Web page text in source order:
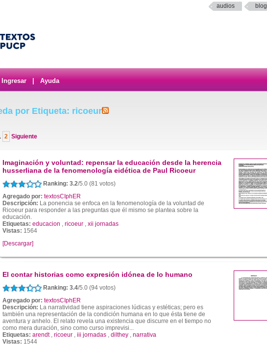
audios blog
Ingresar Ayuda
por Etiqueta: ricoeur
2 Siguiente
Imaginación y voluntad: repensar la educación desde la herencia
husserliana de la fenomenología eidética de Paul Ricoeur
Ranking: 3.2/5.0 (81 votos)
Agregado por: textosCIphER
Descripción: La ponencia se enfoca en la fenomenología de la voluntad de
Ricoeur para responder a las preguntas que él mismo se plantea sobre la
educación.
Etiquetas: educacion , ricoeur , xii jornadas
Vistas: 1564
[Descargar]
El contar historias como expresión idónea de lo humano
Ranking: 3.4/5.0 (94 votos)
Agregado por: textosCIphER
Descripción: La narratividad tiene aspiraciones lúdicas y estéticas; pero es
también una representación de la condición humana en lo que ésta tiene de
aventura y anhelo. El relato revela una existencia que discurre en el tiempo no
como mera duración, sino como curso imprevisi...
Etiquetas: arendt, ricoeur , iii jornadas , dilthey , narrativa
Vistas: 1544